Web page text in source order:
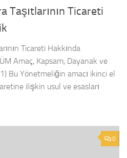
Taşıtlarının Ticareti
Ticareti Hakkında
Amaç, Kapsam, Dayanak ve
Bu Yönetmeliğin amacı ikinci el
ilişkin usul ve esasları
0